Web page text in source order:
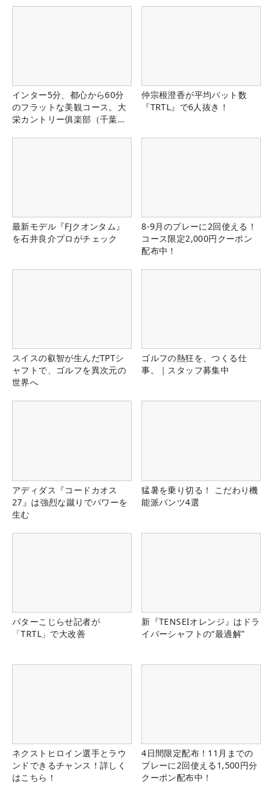
インター5分、都心から60分
のフラットな美観コース。大
栄カントリー俱楽部（千葉
仲宗根澄香が平均パット数
『TRTL』で6人抜き！
最新モデル『FJクオンタム』
を石井良介プロがチェック
8-9月のプレーに2回使える！
コース限定2,000円クーポン
配布中！
スイスの叡智が生んだTPTシ
ャフトで、ゴルフを異次元の
世界へ
ゴルフの熱狂を、つくる仕
事。｜スタッフ募集中
アディダス『コードカオス
27』は強烈な蹴りでパワーを
生む
猛暑を乗り切る！ こだわり機
能派パンツ4選
パターこじらせ記者が
「TRTL」で大改善
新『TENSEIオレンジ』はドラ
イバーシャフトの“最適解”
ネクストヒロイン選手とラウ
ンドできるチャンス！詳しく
はこちら！
4日間限定配布！11月までの
プレーに2回使える1,500円分
クーポン配布中！